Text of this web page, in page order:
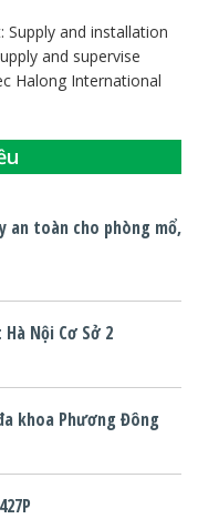
and installation
and supervise
Halong International
an toàn cho phòng mổ,
Nội Cơ Sở 2
khoa Phương Đông